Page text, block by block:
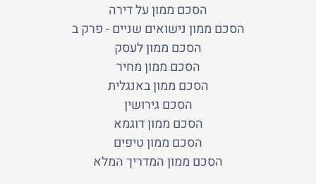
הסכם ממון על דירה
הסכם ממון נישואים שניים - פרק ב
הסכם ממון לעסק
הסכם ממון מחיר
הסכם ממון באנגלית
הסכם גירושין
הסכם ממון דוגמא
הסכם ממון טיפים
הסכם ממון המדריך המלא